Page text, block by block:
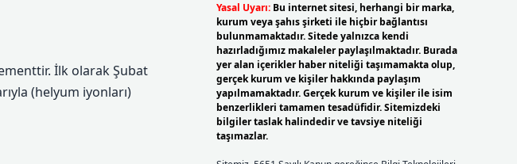
İlk olarak Şubat
(helyum iyonları)
Yasal Uyarı: Bu internet sitesi, herhangi bir marka,
kurum veya şahıs şirketi ile hiçbir bağlantısı
bulunmamaktadır. Sitede yalnızca kendi
hazırladığımız makaleler paylaşılmaktadır. Burada
yer alan içerikler haber niteliği taşımamakta olup,
gerçek kurum ve kişiler hakkında paylaşım
yapılmamaktadır. Gerçek kurum ve kişiler ile isim
benzerlikleri tamamen tesadüfidir. Sitemizdeki
bilgiler taslak halindedir ve tavsiye niteliği
taşımazlar.